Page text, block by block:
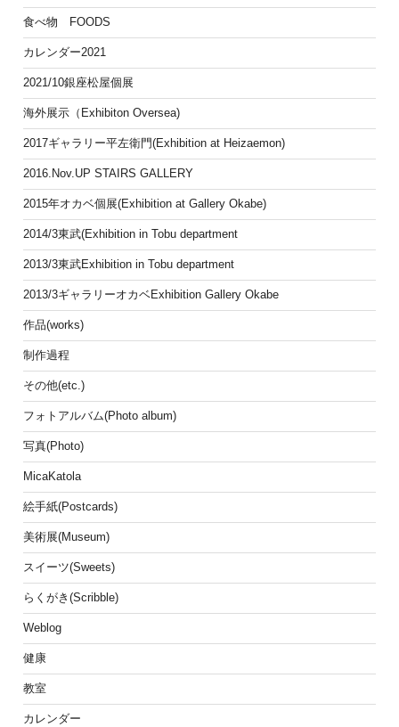
食べ物 FOODS
カレンダー2021
2021/10銀座松屋個展
海外展示（Exhibiton Oversea)
2017ギャラリー平左衛門(Exhibition at Heizaemon)
2016.Nov.UP STAIRS GALLERY
2015年オカベ個展(Exhibition at Gallery Okabe)
2014/3東武(Exhibition in Tobu department
2013/3東武Exhibition in Tobu department
2013/3ギャラリーオカベExhibition Gallery Okabe
作品(works)
制作過程
その他(etc.)
フォトアルバム(Photo album)
写真(Photo)
MicaKatola
絵手紙(Postcards)
美術展(Museum)
スイーツ(Sweets)
らくがき(Scribble)
Weblog
健康
教室
カレンダー